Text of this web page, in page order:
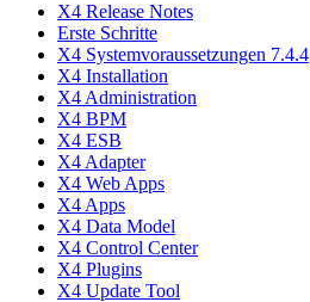
X4 Release Notes
Erste Schritte
X4 Systemvoraussetzungen 7.4.4
X4 Installation
X4 Administration
X4 BPM
X4 ESB
X4 Adapter
X4 Web Apps
X4 Apps
X4 Data Model
X4 Control Center
X4 Plugins
X4 Update Tool